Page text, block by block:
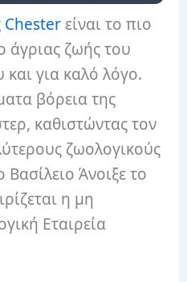
Chester είναι το πιο
άγριας ζωής του
για καλό λόγο.
βόρεια της
καθιστώντας τον
ζωολογικούς
Άνοιξε το
η μη
Εταιρεία